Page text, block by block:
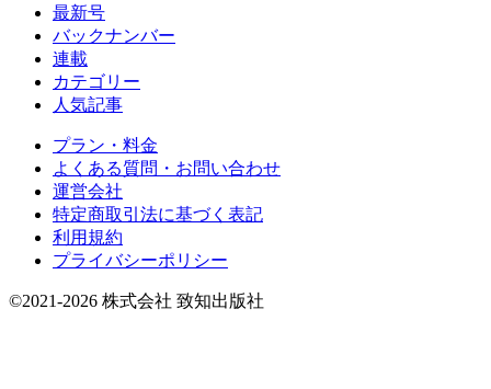
最新号
バックナンバー
連載
カテゴリー
人気記事
プラン・料金
よくある質問・お問い合わせ
運営会社
特定商取引法に基づく表記
利用規約
プライバシーポリシー
©2021-2026 株式会社 致知出版社